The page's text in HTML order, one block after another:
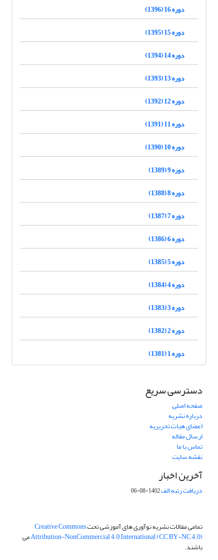
دوره 16 (1396)
دوره 15 (1395)
دوره 14 (1394)
دوره 13 (1393)
دوره 12 (1392)
دوره 11 (1391)
دوره 10 (1390)
دوره 9 (1389)
دوره 8 (1388)
دوره 7 (1387)
دوره 6 (1386)
دوره 5 (1385)
دوره 4 (1384)
دوره 3 (1383)
دوره 2 (1382)
دوره 1 (1381)
دسترسی سریع
صفحه اصلی
درباره نشریه
اعضای هیات تحریریه
ارسال مقاله
تماس با ما
نقشه سایت
آخرین اخبار
دریافت رتبه الف1402-08-06
تمامی مقالات نشریه نوآوری های آموزشی تحتCreative Commons
Attribution-NonCommercial 4.0 International (CC BY-NC 4.0)می
باشند.